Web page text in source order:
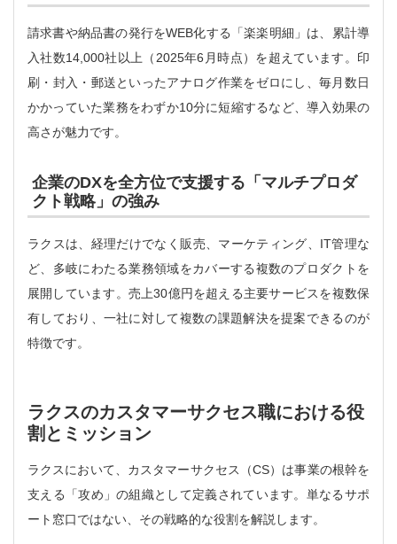
請求書や納品書の発行をWEB化する「楽楽明細」は、累計導
入社数14,000社以上（2025年6月時点）を超えています。印
刷・封入・郵送といったアナログ作業をゼロにし、毎月数日
かかっていた業務をわずか10分に短縮するなど、導入効果の
高さが魅力です。
企業のDXを全方位で支援する「マルチプロダ
クト戦略」の強み
ラクスは、経理だけでなく販売、マーケティング、IT管理な
ど、多岐にわたる業務領域をカバーする複数のプロダクトを
展開しています。売上30億円を超える主要サービスを複数保
有しており、一社に対して複数の課題解決を提案できるのが
特徴です。
ラクスのカスタマーサクセス職における役
割とミッション
ラクスにおいて、カスタマーサクセス（CS）は事業の根幹を
支える「攻め」の組織として定義されています。単なるサポ
ート窓口ではない、その戦略的な役割を解説します。